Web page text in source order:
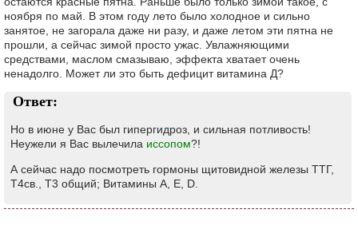
ноября по май. В этом году лето было холодное и сильно
занятое, не загорала даже ни разу, и даже летом эти пятна не
прошли, а сейчас зимой просто ужас. Увлажняющими
средствами, маслом смазываю, эффекта хватает очень
ненадолго. Может ли это быть дефицит витамина Д?
Ответ:
Но в июне у Вас был гипергидроз, и сильная потливость!
Неужели я Вас вылечила иссопом?!
А сейчас надо посмотреть гормоны щитовидной железы ТТГ,
Т4св., Т3 общий; Витамины А, Е, D.